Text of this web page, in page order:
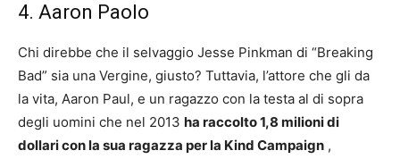
4. Aaron Paolo
Chi direbbe che il selvaggio Jesse Pinkman di “Breaking
Bad” sia una Vergine, giusto? Tuttavia, l’attore che gli da
la vita, Aaron Paul, e un ragazzo con la testa al di sopra
degli uomini che nel 2013 ha raccolto 1,8 milioni di
dollari con la sua ragazza per la Kind Campaign ,